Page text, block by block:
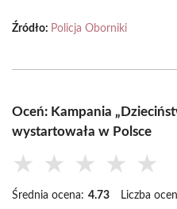
Źródło: Policja Oborniki
Oceń: Kampania
wystartowała w Polsce
★ ★ ★ ★ ★
Średnia ocena: 4.73 Liczba